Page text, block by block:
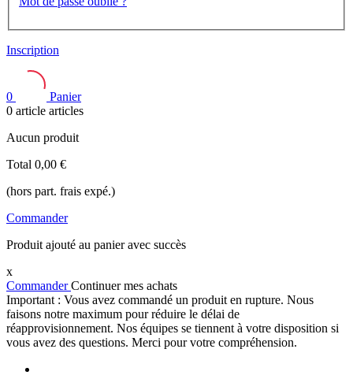
Inscription
0
Panier
0 article articles
Aucun produit
Total 0,00 €
(hors part. frais expé.)
Commander
Produit ajouté au panier avec succès
x
CommanderContinuer mes achats
Important : Vous avez commandé un produit en rupture. Nous
faisons notre maximum pour réduire le délai de
réapprovisionnement. Nos équipes se tiennent à votre disposition si
vous avez des questions. Merci pour votre compréhension.